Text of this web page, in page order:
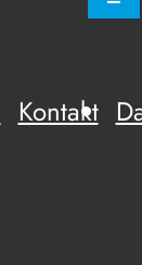
Kontakt